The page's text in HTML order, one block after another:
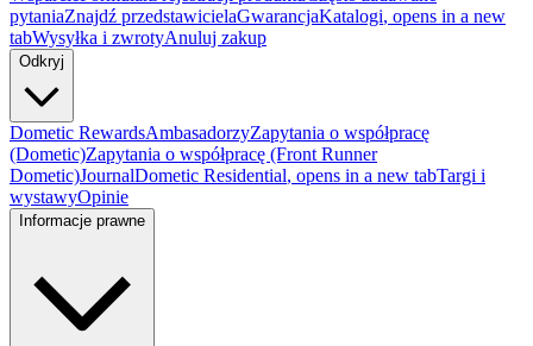
pytaniaZnajdź przedstawicielaGwarancjaKatalogi, opens in a new
tabWysyłka i zwrotyAnuluj zakup
Odkryj
Dometic RewardsAmbasadorzyZapytania o współpracę
(Dometic)Zapytania o współpracę (Front Runner
Dometic)JournalDometic Residential, opens in a new tabTargi i
wystawyOpinie
Informacje prawne